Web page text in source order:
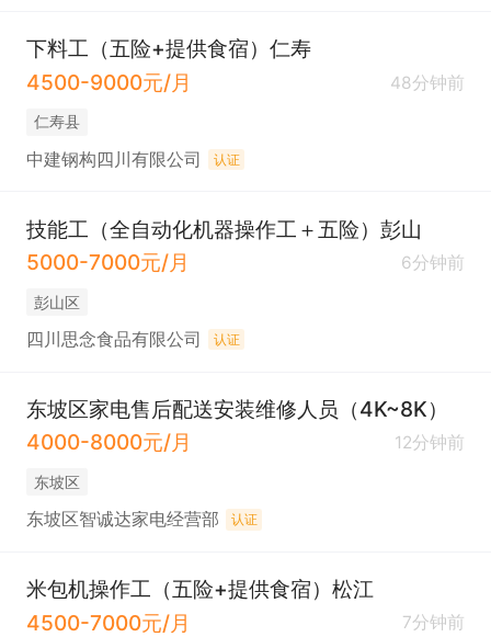
下料工（五险+提供食宿）仁寿
4500-9000元/月
48分钟前
仁寿县
中建钢构四川有限公司 认证
技能工（全自动化机器操作工＋五险）彭山
5000-7000元/月
6分钟前
彭山区
四川思念食品有限公司 认证
东坡区家电售后配送安装维修人员（4K~8K）
4000-8000元/月
12分钟前
东坡区
东坡区智诚达家电经营部 认证
米包机操作工（五险+提供食宿）松江
4500-7000元/月
7分钟前